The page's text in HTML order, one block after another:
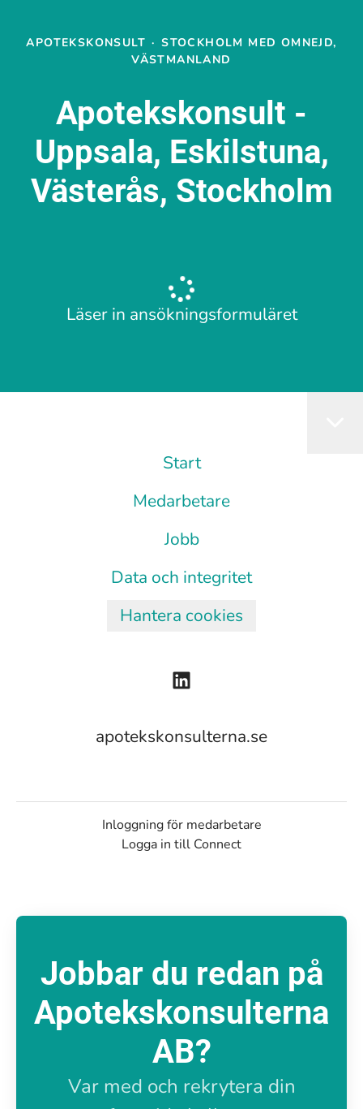
APOTEKSKONSULT · STOCKHOLM MED OMNEJD,
VÄSTMANLAND
Apotekskonsult -
Uppsala, Eskilstuna,
Västerås, Stockholm
Läser in ansökningsformuläret
Start
Medarbetare
Jobb
Data och integritet
Hantera cookies
apotekskonsulterna.se
Inloggning för medarbetare
Logga in till Connect
Jobbar du redan på
Apotekskonsulterna
AB?
Var med och rekrytera din